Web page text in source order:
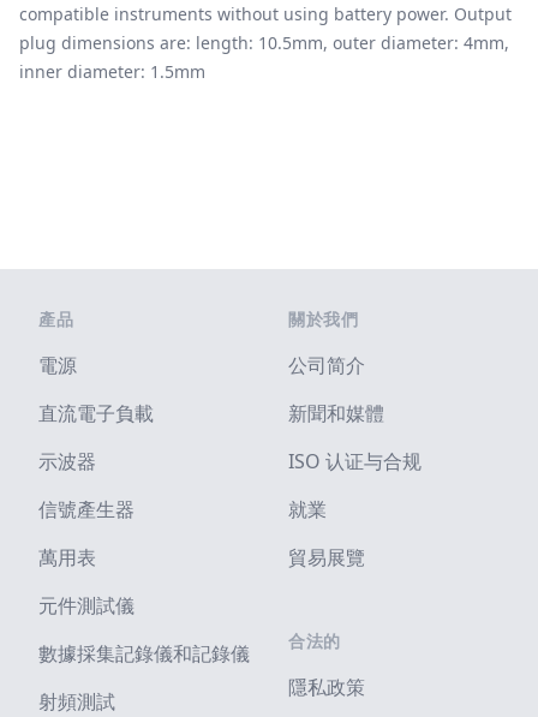
compatible instruments without using battery power. Output
plug dimensions are: length: 10.5mm, outer diameter: 4mm,
inner diameter: 1.5mm
產品
電源
直流電子負載
示波器
信號產生器
萬用表
元件測試儀
數據採集記錄儀和記錄儀
射頻測試
關於我們
公司简介
新聞和媒體
ISO 认证与合规
就業
貿易展覽
合法的
隱私政策